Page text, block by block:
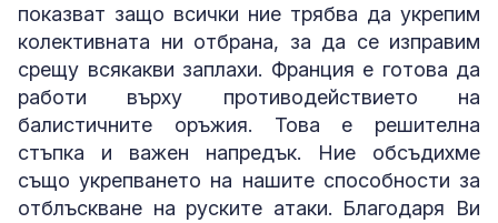
показват защо всички ние трябва да укрепим
колективната ни отбрана, за да се изправим
срещу всякакви заплахи. Франция е готова да
работи върху противодействието на
балистичните оръжия. Това е решителна
стъпка и важен напредък. Ние обсъдихме
също укрепването на нашите способности за
отблъскване на руските атаки. Благодаря Ви